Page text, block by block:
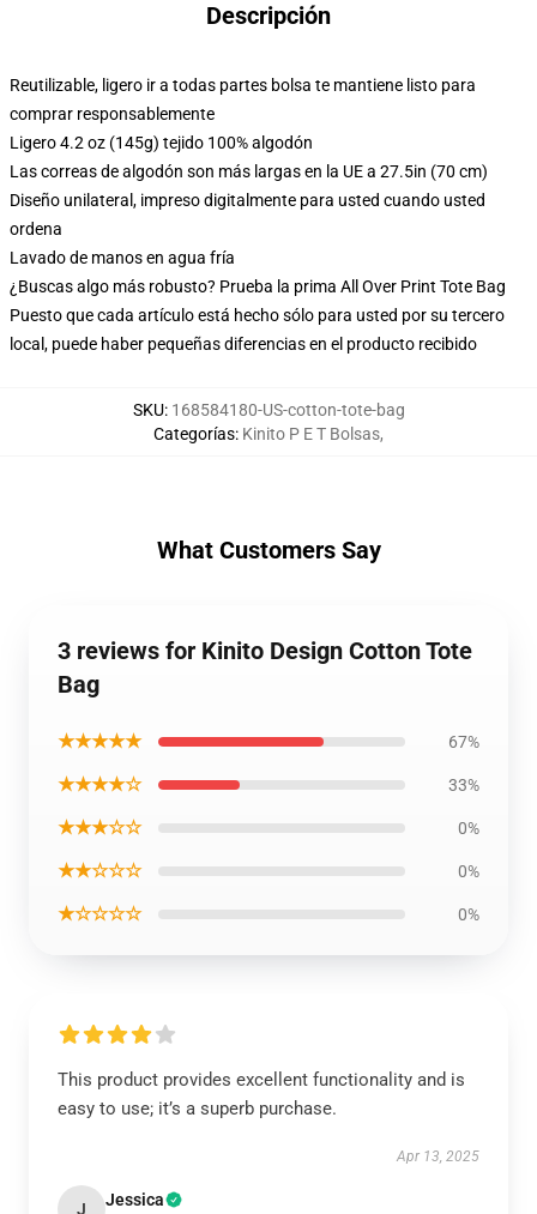
Descripción
Reutilizable, ligero ir a todas partes bolsa te mantiene listo para
comprar responsablemente
Ligero 4.2 oz (145g) tejido 100% algodón
Las correas de algodón son más largas en la UE a 27.5in (70 cm)
Diseño unilateral, impreso digitalmente para usted cuando usted
ordena
Lavado de manos en agua fría
¿Buscas algo más robusto? Prueba la prima All Over Print Tote Bag
Puesto que cada artículo está hecho sólo para usted por su tercero
local, puede haber pequeñas diferencias en el producto recibido
SKU: 168584180-US-cotton-tote-bag
Categorías: Kinito P E T Bolsas,
What Customers Say
3 reviews for Kinito Design Cotton Tote
Bag
★★★★★ 67%
★★★★☆ 33%
★★★☆☆ 0%
★★☆☆☆ 0%
★☆☆☆☆ 0%
This product provides excellent functionality and is
easy to use; it’s a superb purchase.
Apr 13, 2025
J Jessica